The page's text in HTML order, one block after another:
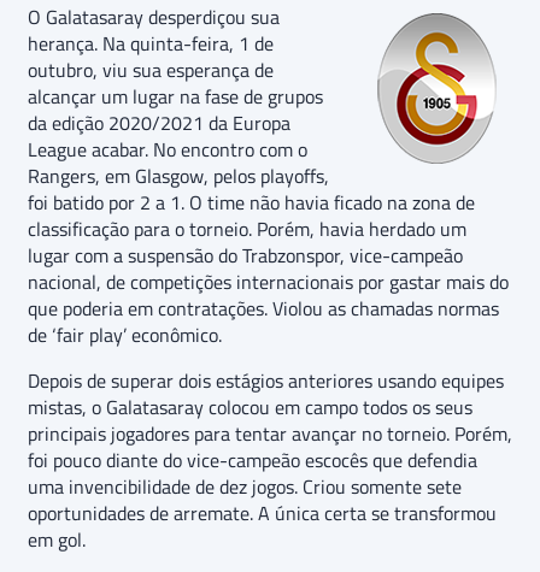
O Galatasaray desperdiçou sua
herança. Na quinta-feira, 1 de
outubro, viu sua esperança de
alcançar um lugar na fase de grupos
da edição 2020/2021 da Europa
League acabar. No encontro com o
Rangers, em Glasgow, pelos playoffs,
foi batido por 2 a 1. O time não havia ficado na zona de
classificação para o torneio. Porém, havia herdado um
lugar com a suspensão do Trabzonspor, vice-campeão
nacional, de competições internacionais por gastar mais do
que poderia em contratações. Violou as chamadas normas
de ‘fair play’ econômico.
Depois de superar dois estágios anteriores usando equipes
mistas, o Galatasaray colocou em campo todos os seus
principais jogadores para tentar avançar no torneio. Porém,
foi pouco diante do vice-campeão escocês que defendia
uma invencibilidade de dez jogos. Criou somente sete
oportunidades de arremate. A única certa se transformou
em gol.